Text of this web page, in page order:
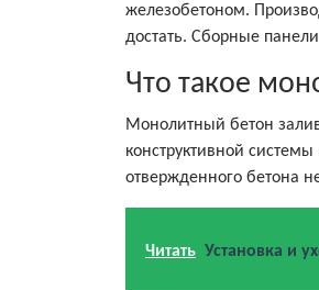
железобетоном.
достать. Сборные
Что такое
Монолитный бетон
конструктивной
отвержденного бетона
Читать Установка и